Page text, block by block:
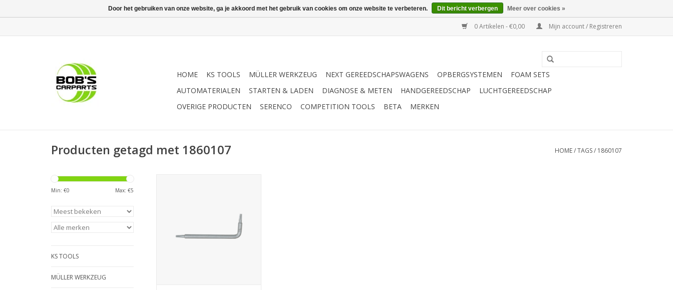
0 Artikelen - €0,00 Mijn account / Registreren
HOME KS TOOLS MÜLLER WERKZEUG NEXT GEREEDSCHAPSWAGENS OPBERGSYSTEMEN
FOAM SETS
AUTOMATERIALEN
STARTEN & LADEN DIAGNOSE & METEN HANDGEREEDSCHAP
LUCHTGEREEDSCHAP
OVERIGE PRODUCTEN
SERENCO COMPETITION TOOLS BETA MERKEN
Producten getagd met 1860107 HOME/TAGS/ 1860107
Min: €0 Max: €5
KS TOOLS
MÜLLER WERKZEUG
Door het gebruiken van onze website, ga je akkoord met het gebruik van cookies om onze website te verbeteren. Dit bericht verbergen Meer over cookies »